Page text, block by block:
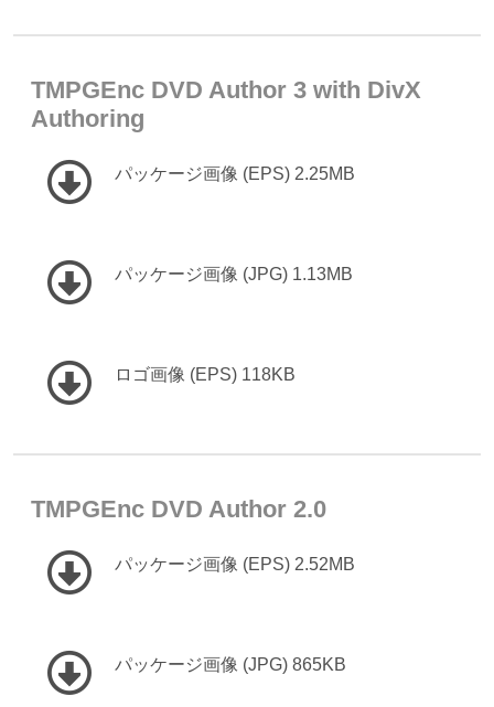
TMPGEnc DVD Author 3 with DivX
Authoring
パッケージ画像 (EPS) 2.25MB
パッケージ画像 (JPG) 1.13MB
ロゴ画像 (EPS) 118KB
TMPGEnc DVD Author 2.0
パッケージ画像 (EPS) 2.52MB
パッケージ画像 (JPG) 865KB